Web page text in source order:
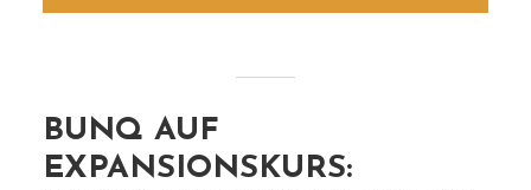
BUNQ AUF
EXPANSIONSKURS: